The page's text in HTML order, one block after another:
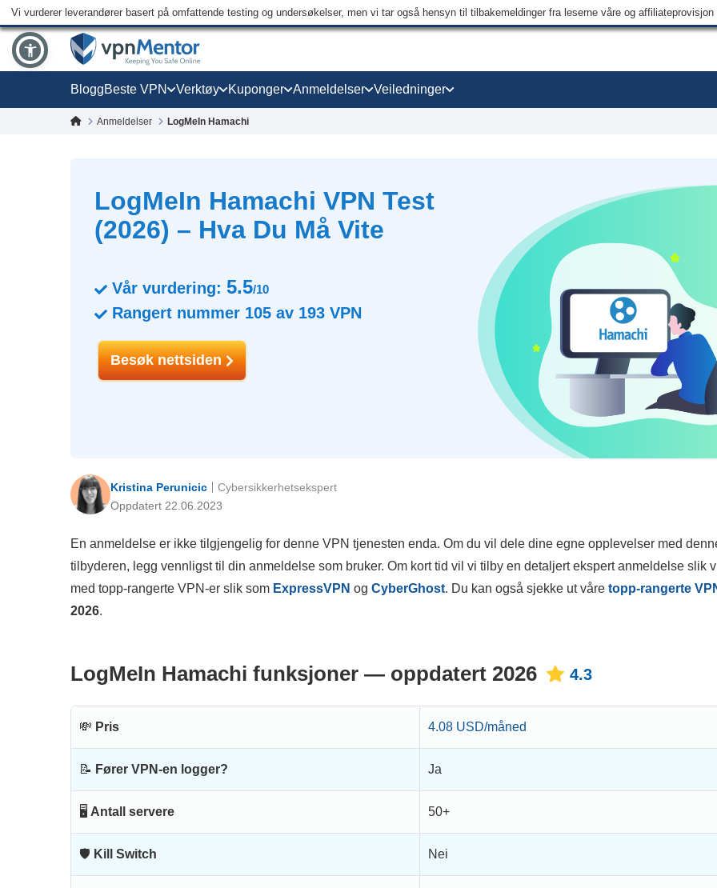
Vi vurderer leverandører basert på omfattende testing og undersøkelser, men vi tar også hensyn til tilbakemeldinger fra leserne våre og
BloggBeste VPN Verktøy Kuponger Anmeldelser Veiledninger
Anmeldelser LogMeIn Hamachi
LogMeIn Hamachi VPN Test
(2026) – Hva Du Må Vite
Vår vurdering: 5.5/10
Rangert nummer 105 av 193 VPN
Besøk nettsiden
Kristina Perunicic
Oppdatert 22.06.2023
Cybersikkerhetsekspert
En anmeldelse er ikke tilgjengelig for denne VPN tjenesten enda. Om du vil dele dine egne opplevelser med
tilbyderen, legg vennligst til din anmeldelse som bruker. Om kort tid vil vi tilby en detaljert ekspert anmeldelse slik
med topp-rangerte VPN-er slik som ExpressVPN og CyberGhost. Du kan også sjekke ut våre topp-rangerte
2026.
LogMeIn Hamachi funksjoner — oppdatert 2026 4.3
💸 Pris 4.08 USD/måned
📝 Fører VPN-en logger? Ja
🖥 Antall servere 50+
🛡 Kill Switch Nei